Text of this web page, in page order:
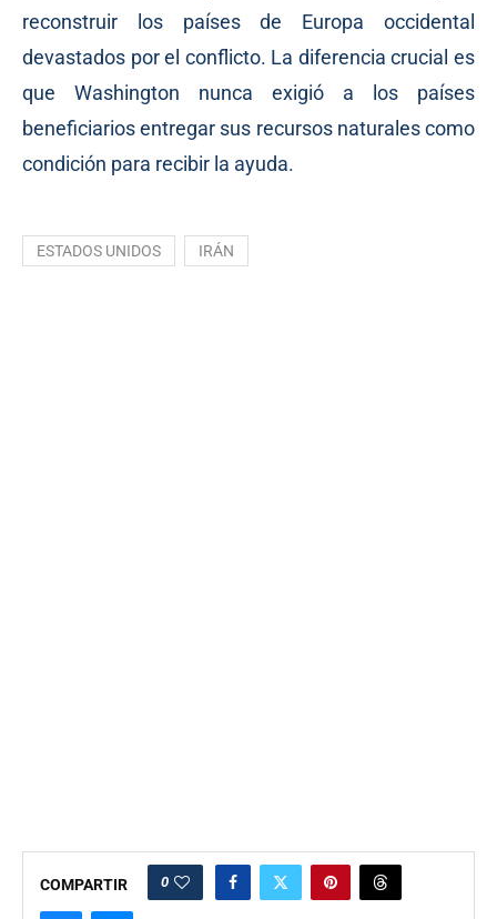
reconstruir los países de Europa occidental
devastados por el conflicto. La diferencia crucial es
que Washington nunca exigió a los países
beneficiarios entregar sus recursos naturales como
condición para recibir la ayuda.
ESTADOS UNIDOS IRÁN
COMPARTIR 0